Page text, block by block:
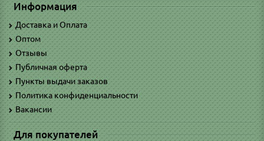
Информация
Доставка и Оплата
Оптом
Отзывы
Публичная оферта
Пункты выдачи заказов
Политика конфиденциальности
Вакансии
Для покупателей